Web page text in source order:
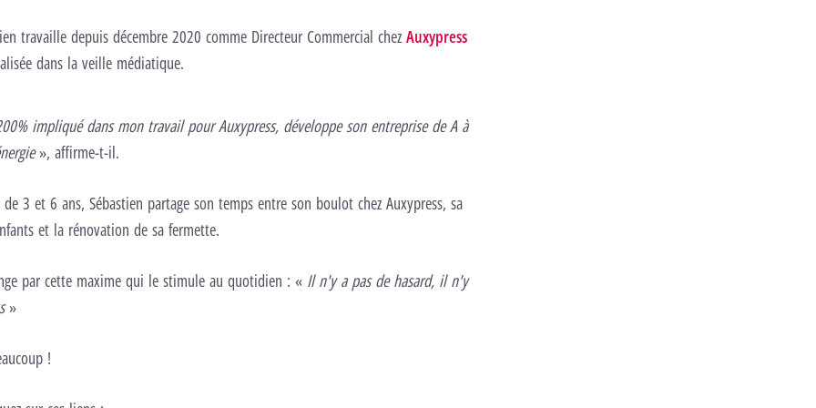
travaille depuis décembre 2020 comme Directeur Commercial chez Auxypress
dans la veille médiatique.
impliqué dans mon travail pour Auxypress, développe son entreprise de A à
», affirme-t-il.
3 et 6 ans, Sébastien partage son temps entre son boulot chez Auxypress, sa
et la rénovation de sa fermette.
par cette maxime qui le stimule au quotidien : « Il n'y a pas de hasard, il n'y
»
!